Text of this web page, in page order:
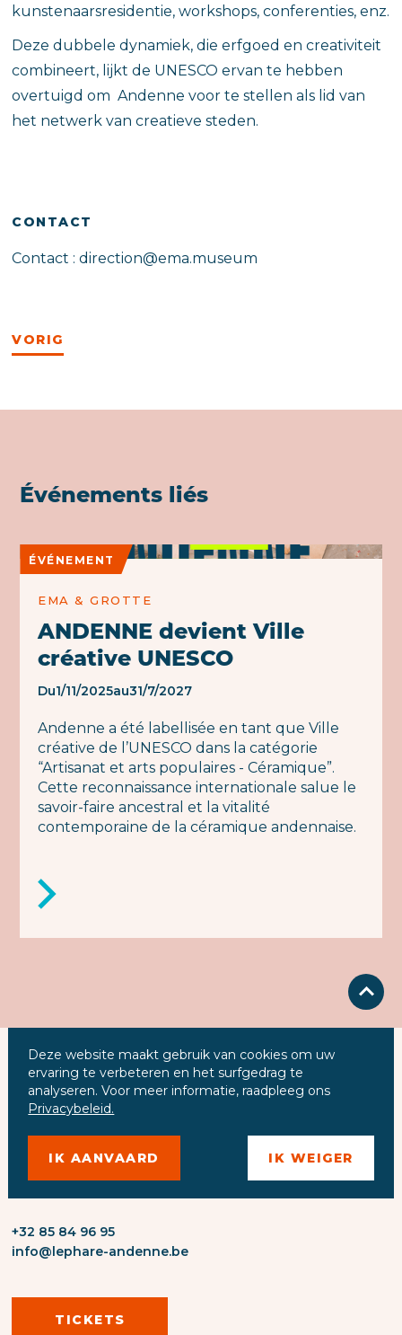
kunstenaarsresidentie, workshops, conferenties, enz.
Deze dubbele dynamiek, die erfgoed en creativiteit
combineert, lijkt de UNESCO ervan te hebben
overtuigd om Andenne voor te stellen als lid van
het netwerk van creatieve steden.
CONTACT
Contact : direction@ema.museum
VORIG
Événements liés
ÉVÉNEMENT
EMA & GROTTE
ANDENNE devient Ville
créative UNESCO
Du1/11/2025au31/7/2027
Andenne a été labellisée en tant que Ville
créative de l’UNESCO dans la catégorie
“Artisanat et arts populaires - Céramique”.
Cette reconnaissance internationale salue le
savoir-faire ancestral et la vitalité
contemporaine de la céramique andennaise.
Deze website maakt gebruik van cookies om uw
ervaring te verbeteren en het surfgedrag te
analyseren. Voor meer informatie, raadpleeg ons
Privacybeleid.
IK AANVAARD
IK WEIGER
+32 85 84 96 95
info@lephare-andenne.be
TICKETS